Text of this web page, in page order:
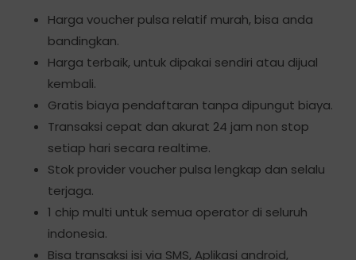
Harga voucher pulsa relatif murah, bisa anda
bandingkan.
Harga terbaik, untuk dipakai sendiri atau dijual
kembali.
Gratis biaya pendaftaran tanpa dipungut biaya.
Transaksi cepat dan akurat 24 jam non stop
setiap hari secara realtime.
Stok provider voucher pulsa lengkap dan selalu
terjaga.
1 chip multi untuk semua operator di seluruh
indonesia.
Bisa transaksi isi via SMS, Aplikasi android,